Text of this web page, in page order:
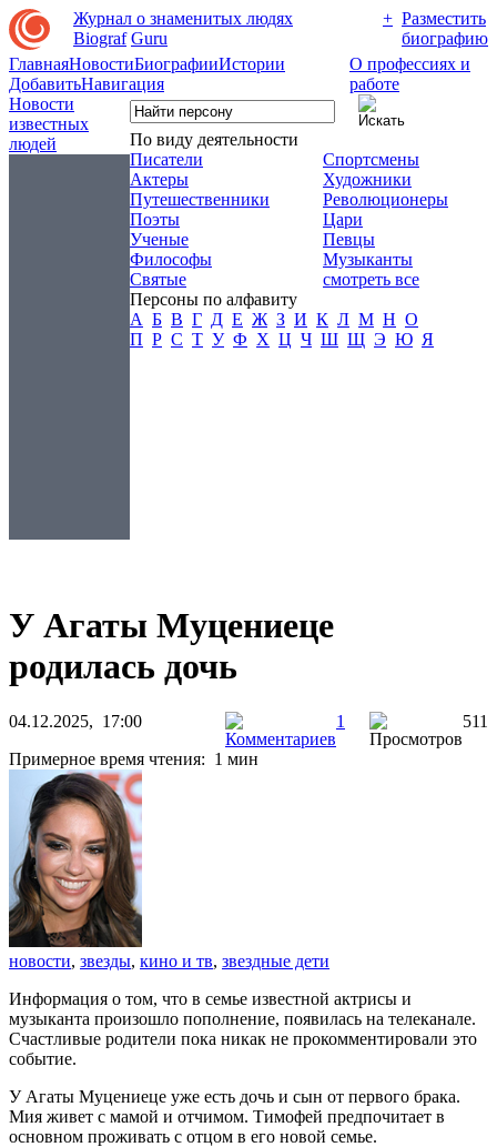
Журнал о знаменитых людях
Biograf Guru
+ Разместить
биографию
ГлавнаяНовостиБиографииИстории
ДобавитьНавигация
О профессиях и
работе
Новости
известных
людей
По виду деятельности
Писатели
Актеры
Путешественники
Поэты
Ученые
Философы
Святые
Спортсмены
Художники
Революционеры
Цари
Певцы
Музыканты
смотреть все
Персоны по алфавиту
А Б В Г Д Е Ж З И К Л М Н О
П Р С Т У Ф Х Ц Ч Ш Щ Э Ю Я
У Агаты Муцениеце
родилась дочь
04.12.2025, 17:00 1
511
Примерное время чтения: 1 мин
новости, звезды, кино и тв, звездные дети
Информация о том, что в семье известной актрисы и
музыканта произошло пополнение, появилась на телеканале.
Счастливые родители пока никак не прокомментировали это
событие.
У Агаты Муцениеце уже есть дочь и сын от первого брака.
Мия живет с мамой и отчимом. Тимофей предпочитает в
основном проживать с отцом в его новой семье.